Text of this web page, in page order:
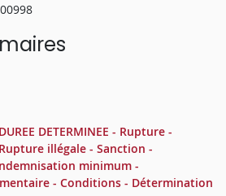
DETERMINEE - Rupture -
illégale - Sanction -
minimum -
- Conditions - Détermination